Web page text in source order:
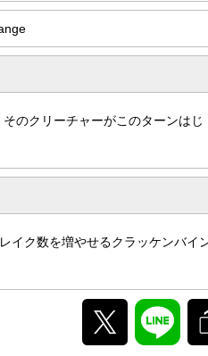
のクリーチャーがこのターンはじ
イク数を増やせるクラッケンバイ